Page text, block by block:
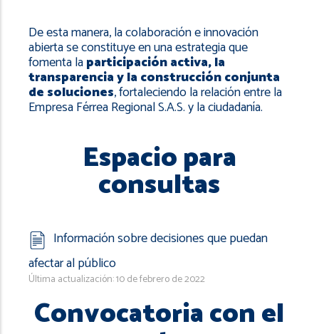
De esta manera, la colaboración e innovación
abierta se constituye en una estrategia que
fomenta laparticipación activa, la
transparencia y la construcción conjunta
de soluciones, fortaleciendo la relación entre la
Empresa Férrea Regional S.A.S. y la ciudadanía.
Espacio para
consultas
Información sobre decisiones que puedan
afectar al público
Última actualización: 10 de febrero de 2022
Convocatoria con el